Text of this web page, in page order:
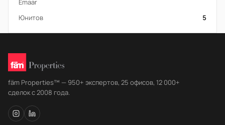
Emaar
Юнитов
5
fäm Properties™ — 950+ экспертов, 25 офисов, 12 000+
сделок с 2008 года.